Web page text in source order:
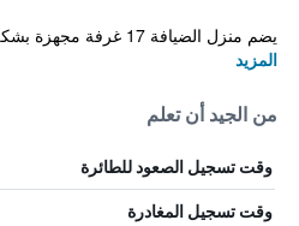
يضم منزل الضيافة 17 غرفة مجهزة بشكل جي...
المزيد
من الجيد أن تعلم
وقت تسجيل الصعود للطائرة
وقت تسجيل المغادرة